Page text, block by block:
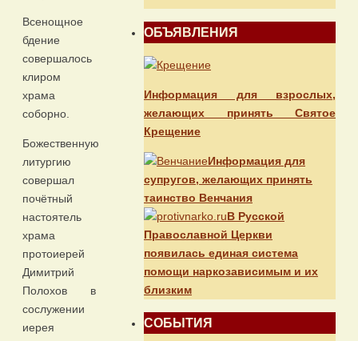
Всенощное
бдение
совершалось
клиром
храма
соборно.
Божественную
литургию
совершал
почётный
настоятель
храма
протоиерей
Димитрий
Полохов в
сослужении
иерея
ОБЪЯВЛЕНИЯ
Информация для взрослых,
желающих принять Святое
Крещение
Информация для
супругов, желающих принять
таинство Венчания
В Русской
Православной Церкви
появилась единая система
помощи наркозависимым и их
близким
СОБЫТИЯ